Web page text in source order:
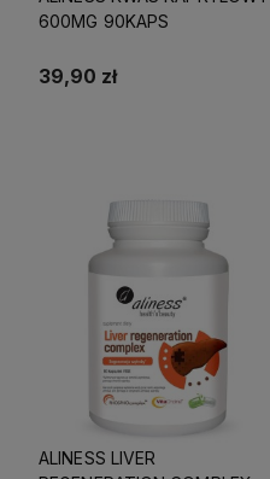
600MG 90KAPS
39,90 zł
ALINESS LIVER